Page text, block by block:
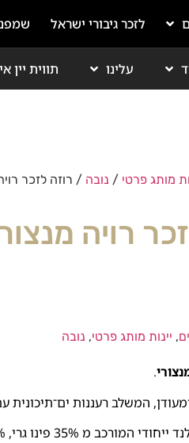
לזכר גיבורי ישראל
עלינו תווית יין
מותג פרטי / נובה / רוזה לזכר
רויה
, יינות מותג פרטי, נובה
.
ומעודן, המשלב רעננות ים־תיכונית
גרי, 26% מורבדרה, 17% גראנש, 15% רוסאן, 7% סירה.